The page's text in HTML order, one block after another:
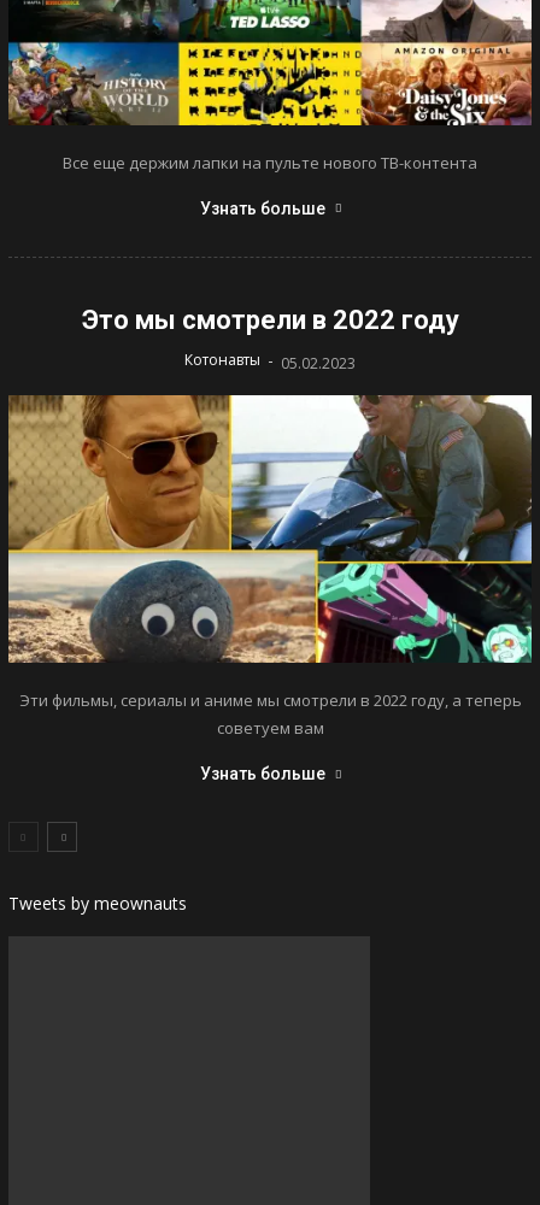
Все еще держим лапки на пульте нового ТВ-контента
Узнать больше
Это мы смотрели в 2022 году
Котонавты - 05.02.2023
Эти фильмы, сериалы и аниме мы смотрели в 2022 году, а теперь
советуем вам
Узнать больше
Tweets by meownauts